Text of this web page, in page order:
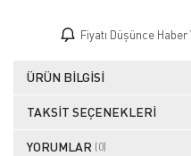
Fiyatı Düşünce Haber
ÜRÜN BILGISI
TAKSIT SEÇENEKLERI
YORUMLAR (0)